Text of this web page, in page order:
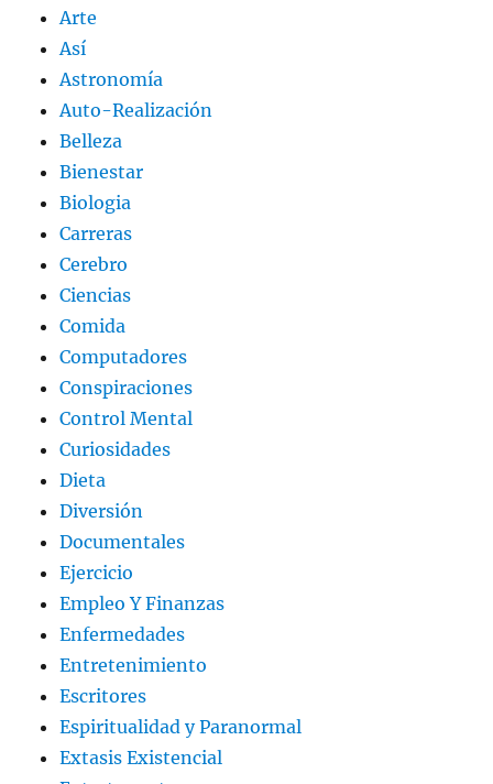
Arte
Así
Astronomía
Auto-Realización
Belleza
Bienestar
Biologia
Carreras
Cerebro
Ciencias
Comida
Computadores
Conspiraciones
Control Mental
Curiosidades
Dieta
Diversión
Documentales
Ejercicio
Empleo Y Finanzas
Enfermedades
Entretenimiento
Escritores
Espiritualidad y Paranormal
Extasis Existencial